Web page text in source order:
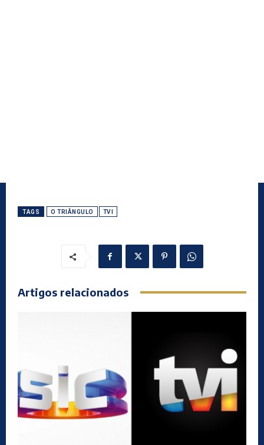
TAGS O TRIÂNGULO TVI
Artigos relacionados